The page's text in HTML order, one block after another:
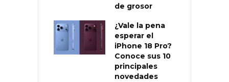
de grosor
¿Vale la pena
esperar el
iPhone 18 Pro?
Conoce sus 10
principales
novedades